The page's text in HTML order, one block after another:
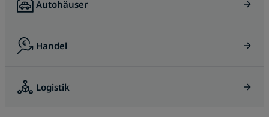
Autohäuser
Handel
Logistik